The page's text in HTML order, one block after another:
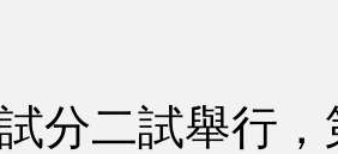
分二試舉行